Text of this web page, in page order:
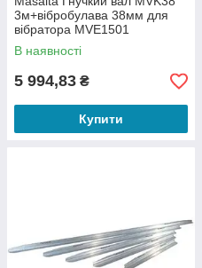
3м+вібробулава 38мм для
вібратора MVE1501
В наявності
5 994,83 ₴
Купити